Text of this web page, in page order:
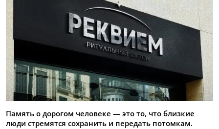
Память о дорогом человеке — это то, что близкие
люди стремятся сохранить и передать потомкам.